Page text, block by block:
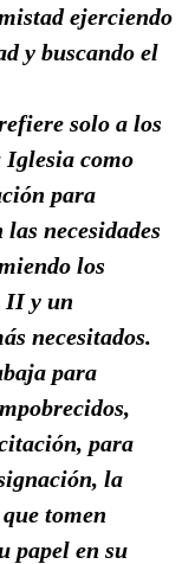
ejerciendo
y buscando el
solo a los
Iglesia como
para
necesidades
los
II y un
necesitados.
para
para
la
tomen
papel en su